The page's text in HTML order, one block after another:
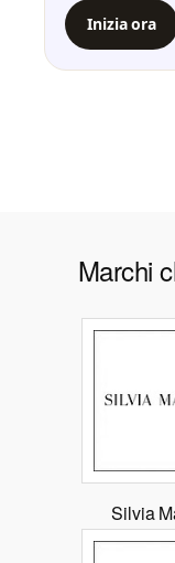
Inizia ora
Marchi
Silvia